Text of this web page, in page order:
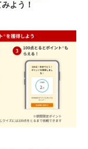
よう！